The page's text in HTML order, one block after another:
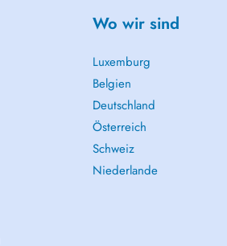
Wo wir sind
Luxemburg
Belgien
Deutschland
Österreich
Schweiz
Niederlande